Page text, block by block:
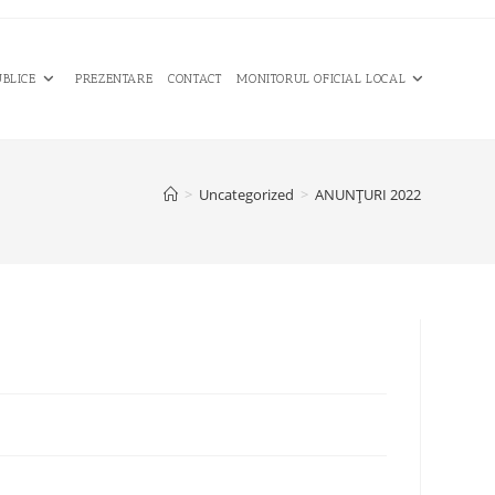
PREZENTARE CONTACT MONITORUL OFICIAL LOCAL
> Uncategorized > ANUNȚURI 2022